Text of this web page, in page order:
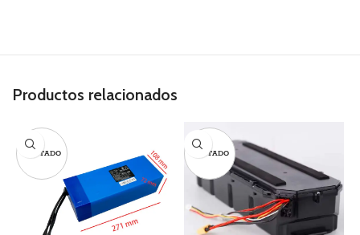
Productos relacionados
AGOTADO AGOTADO